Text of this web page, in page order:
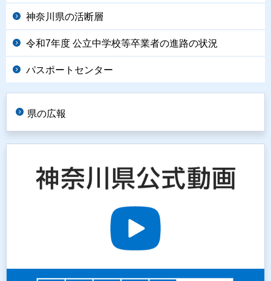
神奈川県の活断層
令和7年度 公立中学校等卒業者の進路の状況
パスポートセンター
県の広報